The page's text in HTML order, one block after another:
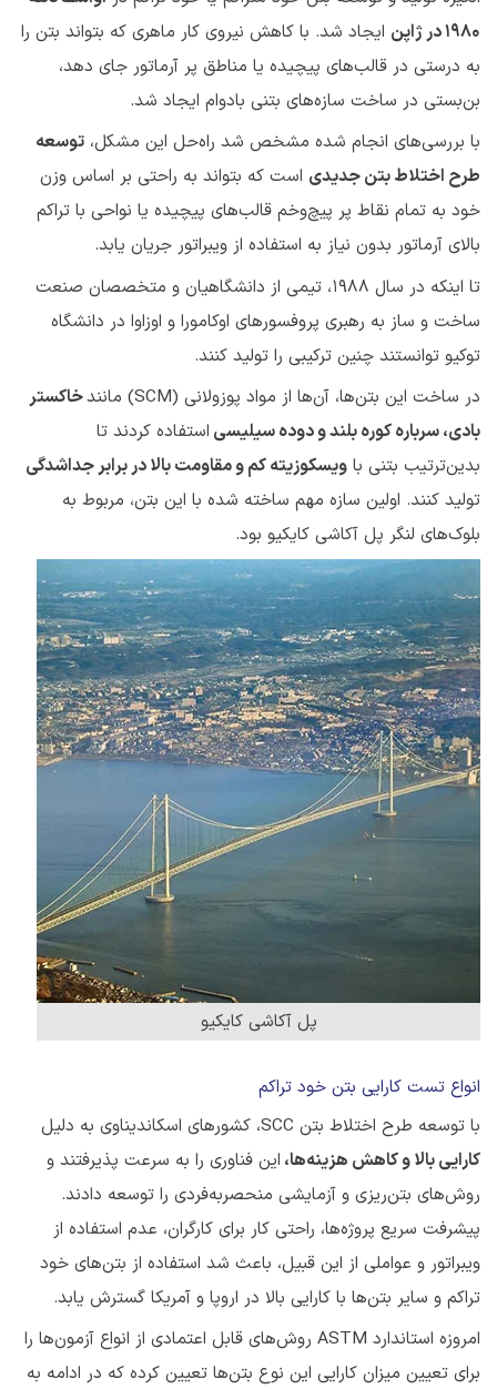
1980 در ژاپن
ایجاد شد. با کاهش نیروی کار ماهری که بتواند بتن را
به‌ درستی در قالب‌های پیچیده یا مناطق پر آرماتور جای دهد،
بن‌بستی در ساخت سازه‌های بتنی بادوام ایجاد شد.
با بررسی‌های انجام شده مشخص شد راه‌حل این مشکل، توسعه
طرح اختلاط بتن جدیدی است که بتواند به راحتی بر اساس وزن
خود به تمام نقاط پر پیچ‌وخم قالب‌های پیچیده یا نواحی با تراکم
بالای آرماتور بدون نیاز به استفاده از ویبراتور جریان یابد.
تا اینکه در سال 1988، تیمی از دانشگاهیان و متخصصان صنعت
ساخت و ساز به رهبری پروفسورهای اوکامورا و اوزاوا در دانشگاه
توکیو توانستند چنین ترکیبی را تولید کنند.
در ساخت این بتن‌ها، آن‌ها از مواد پوزولانی (SCM) مانند
خاکستر
بادی، سرباره کوره بلند و دوده سیلیسی استفاده کردند تا
بدین‌ترتیب بتنی با ویسکوزیته کم و مقاومت بالا در برابر جداشدگی
تولید کنند. اولین سازه مهم ساخته شده با این بتن، مربوط به
بلوک‌های لنگر پل آکاشی کایکیو بود.
پل آکاشی کایکیو
انواع تست کارایی بتن خود تراکم
با توسعه طرح اختلاط بتن SCC، کشورهای اسکاندیناوی به دلیل
کارایی بالا و کاهش هزینه‌ها، این فناوری را به سرعت پذیرفتند و
روش‌های بتن‌ریزی و آزمایشی منحصربه‌فردی را توسعه دادند.
پیشرفت سریع پروژه‌ها، راحتی کار برای کارگران، عدم استفاده از
ویبراتور و عواملی از این قبیل، باعث شد استفاده از بتن‌های خود
تراکم و سایر بتن‌ها با کارایی بالا در اروپا و آمریکا گسترش یابد.
امروزه استاندارد ASTM روش‌های قابل اعتمادی از انواع آزمون‌ها را
برای تعیین میزان کارایی این نوع بتن‌ها تعیین کرده که در ادامه به